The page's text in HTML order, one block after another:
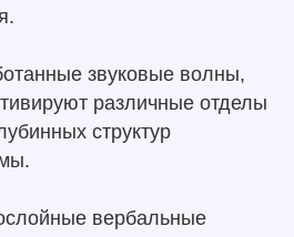
звуковые волны,
различные отделы
структур
вербальные